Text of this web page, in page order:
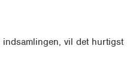
vil det hurtigst